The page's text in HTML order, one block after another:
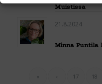
Muistissa
21.8.2024
Minna Puntila
« ‹ 17 18